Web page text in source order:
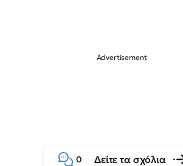
0 Δείτε τα σχόλια